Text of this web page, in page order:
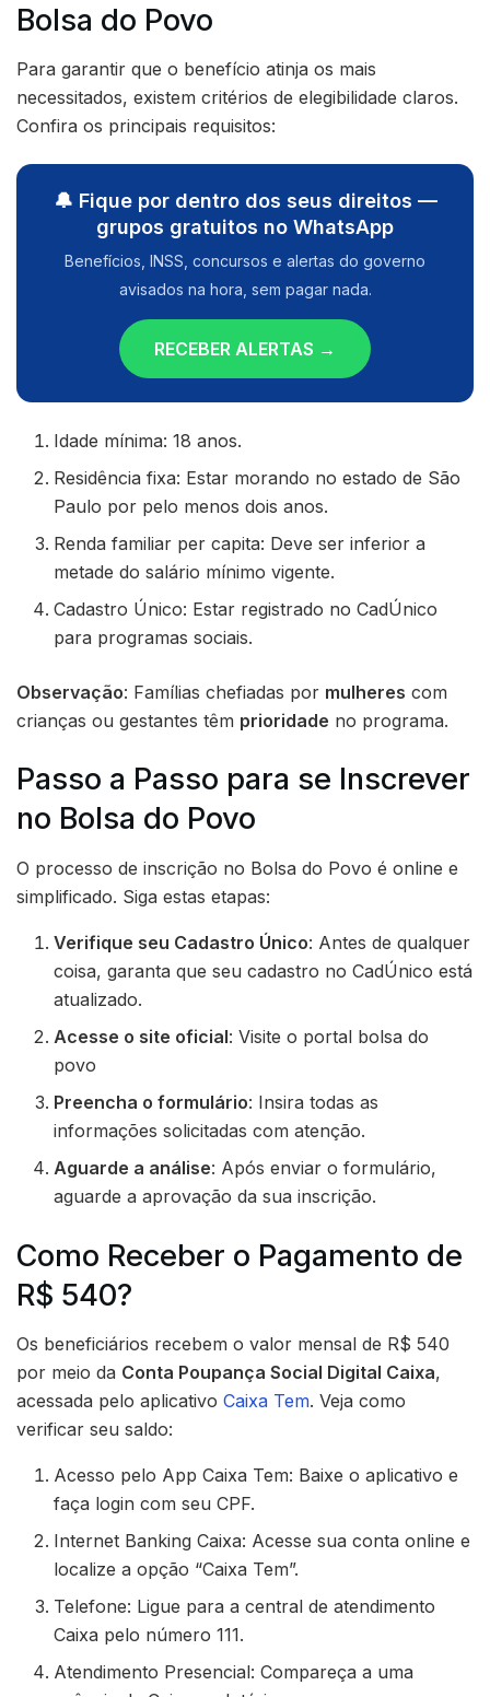
Bolsa do Povo
Para garantir que o benefício atinja os mais
necessitados, existem critérios de elegibilidade claros.
Confira os principais requisitos:
🔔 Fique por dentro dos seus direitos —
grupos gratuitos no WhatsApp
Benefícios, INSS, concursos e alertas do governo
avisados na hora, sem pagar nada.
RECEBER ALERTAS →
Idade mínima: 18 anos.
Residência fixa: Estar morando no estado de São
Paulo por pelo menos dois anos.
Renda familiar per capita: Deve ser inferior a
metade do salário mínimo vigente.
Cadastro Único: Estar registrado no CadÚnico
para programas sociais.
Observação: Famílias chefiadas por mulheres com
crianças ou gestantes têm prioridade no programa.
Passo a Passo para se Inscrever
no Bolsa do Povo
O processo de inscrição no Bolsa do Povo é online e
simplificado. Siga estas etapas:
Verifique seu Cadastro Único: Antes de qualquer
coisa, garanta que seu cadastro no CadÚnico está
atualizado.
Acesse o site oficial: Visite o portal bolsa do
povo
Preencha o formulário: Insira todas as
informações solicitadas com atenção.
Aguarde a análise: Após enviar o formulário,
aguarde a aprovação da sua inscrição.
Como Receber o Pagamento de
R$ 540?
Os beneficiários recebem o valor mensal de R$ 540
por meio da Conta Poupança Social Digital Caixa,
acessada pelo aplicativo Caixa Tem. Veja como
verificar seu saldo:
Acesso pelo App Caixa Tem: Baixe o aplicativo e
faça login com seu CPF.
Internet Banking Caixa: Acesse sua conta online e
localize a opção “Caixa Tem”.
Telefone: Ligue para a central de atendimento
Caixa pelo número 111.
Atendimento Presencial: Compareça a uma